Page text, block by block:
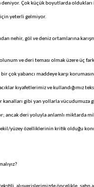
Çok küçük boyutlarda oldukları
yeterli gelmiyor.
nehir, göl ve deniz ortamlarına
ve deri teması olmak üzere üç
çok yabancı maddeye karşı
kıyafetlerimiz ve kullandığımız
kanalları gibi yan yollarla vücudumuza
ancak deri yoluyla anlamlı miktarda
yüzey özelliklerinin kritik olduğu